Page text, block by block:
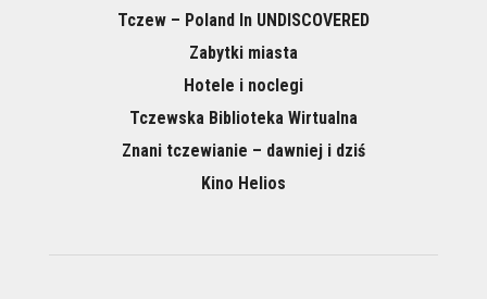
Tczew – Poland In UNDISCOVERED
Zabytki miasta
Hotele i noclegi
Tczewska Biblioteka Wirtualna
Znani tczewianie – dawniej i dziś
Kino Helios